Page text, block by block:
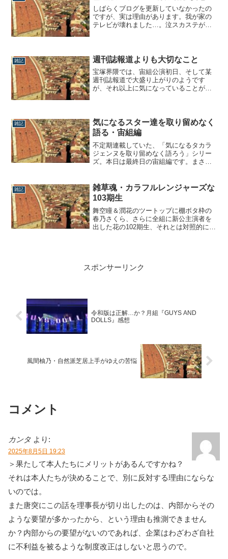
う。『夢介千両みやげ』で初の新公ヒロ
インの後、『双曲線上のカルテ』で東上
ヒロイ...
しばらくブログを更新していなかったの
ですが、実は理由があります。我が家の
テレビが壊れました…。泣スカステが見
版を復習したかったのですが、それが出
来ず今に至ります。とりあえず、記憶を
辿りながら書...
雑記 週刊誌報道よりも大切なこと
宝塚界隈では、宙組公演初日、そして某
週刊誌報道で大盛り上がりのようです
が、それ以上に気になっていることがコ
なかった、個人的雑記です。現代社会の
病理ま、劇場内のゴミ箱撤去報道の頃か
ら、そういうこ...
雑記
気になるスター達を取り留めなく
語る・宙組編
不定期連載していた、「気になるタカラ
ジェンヌを取り留めなく語ろう」シリー
ズ。本日は最終日の宙組編です。まさか
ター達を取り留めなく語る紫藤りゅう
（96期）ハッキリ申し上げますと、星組
時代は全く興味が有りませんでした。笑
正直、本...
雑記
雑草魂・カラフルレンジャーズな
103期生
舞空瞳＆潤花のツートップに棚ボタ枠の
春乃さくら、さらに全組に新公主演者を
出した花の102期生、それとは対照的にい
ってことに気付いたので、今日はそん...
スポンサーリンク
令和版は正解…か？月組『GUYS AND
DOLLS』感想
風間柚乃・自然派芝居上手がゆえの苦悩
コメント
カンタ より:
2025年8月5日 19:23
＞果たして本人たちにメリットがあるんですかね？
それは本人たちが決めることで、別に反対する理由にならな
いのでは。
また唐突にこの話を理事長が切り出したのは、内部からその
ような要望が多かったから、という理由も推測できません
か？内部からの要望がないのであれば、企業はわざわざ自社
に不利益を被るような制度改正はしないと思うので。